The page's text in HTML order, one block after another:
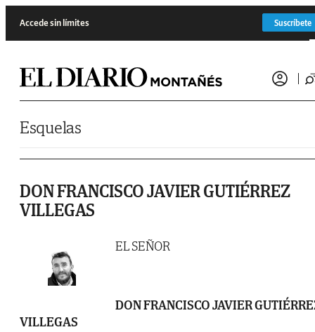
Accede sin límites Suscríbete
Esquelas
DON FRANCISCO JAVIER GUTIÉRREZ
VILLEGAS
EL SEÑOR
DON FRANCISCO JAVIER
VILLEGAS